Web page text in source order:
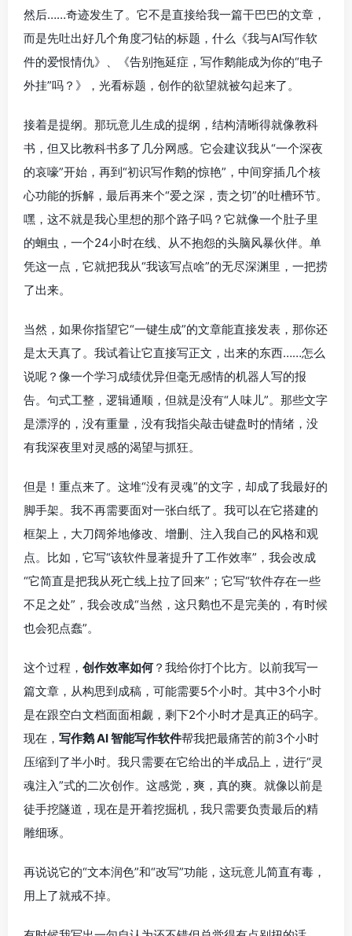
然后……奇迹发生了。它不是直接给我一篇干巴巴的文章，
而是先吐出好几个角度刁钻的标题，什么《我与AI写作软
件的爱恨情仇》、《告别拖延症，写作鹅能成为你的“电子
外挂”吗？》，光看标题，创作的欲望就被勾起来了。
接着是提纲。那玩意儿生成的提纲，结构清晰得就像教科
书，但又比教科书多了几分网感。它会建议我从“一个深夜
的哀嚎”开始，再到“初识写作鹅的惊艳”，中间穿插几个核
心功能的拆解，最后再来个“爱之深，责之切”的吐槽环节。
嘿，这不就是我心里想的那个路子吗？它就像一个肚子里
的蛔虫，一个24小时在线、从不抱怨的头脑风暴伙伴。单
凭这一点，它就把我从“我该写点啥”的无尽深渊里，一把捞
了出来。
当然，如果你指望它“一键生成”的文章能直接发表，那你还
是太天真了。我试着让它直接写正文，出来的东西……怎么
说呢？像一个学习成绩优异但毫无感情的机器人写的报
告。句式工整，逻辑通顺，但就是没有“人味儿”。那些文字
是漂浮的，没有重量，没有我指尖敲击键盘时的情绪，没
有我深夜里对灵感的渴望与抓狂。
但是！重点来了。这堆“没有灵魂”的文字，却成了我最好的
脚手架。我不再需要面对一张白纸了。我可以在它搭建的
框架上，大刀阔斧地修改、增删、注入我自己的风格和观
点。比如，它写“该软件显著提升了工作效率”，我会改成
“它简直是把我从死亡线上拉了回来”；它写“软件存在一些
不足之处”，我会改成“当然，这只鹅也不是完美的，有时候
也会犯点蠢”。
这个过程， 创作效率如何？我给你打个比方。以前我写一
篇文章，从构思到成稿，可能需要5个小时。其中3个小时
是在跟空白文档面面相觑，剩下2个小时才是真正的码字。
现在， 写作鹅 AI 智能写作软件帮我把最痛苦的前3个小时
压缩到了半小时。我只需要在它给出的半成品上，进行“灵
魂注入”式的二次创作。这感觉，爽，真的爽。就像以前是
徒手挖隧道，现在是开着挖掘机，我只需要负责最后的精
雕细琢。
再说说它的“文本润色”和“改写”功能，这玩意儿简直有毒，
用上了就戒不掉。